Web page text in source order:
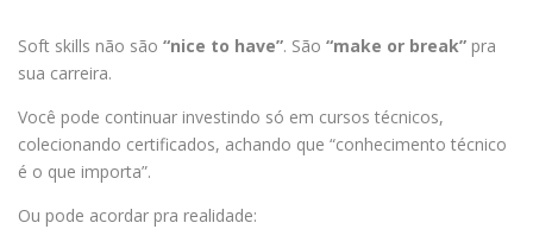
Soft skills não são “nice to have”. São “make or break” pra
sua carreira.
Você pode continuar investindo só em cursos técnicos,
colecionando certificados, achando que “conhecimento técnico
é o que importa”.
Ou pode acordar pra realidade: